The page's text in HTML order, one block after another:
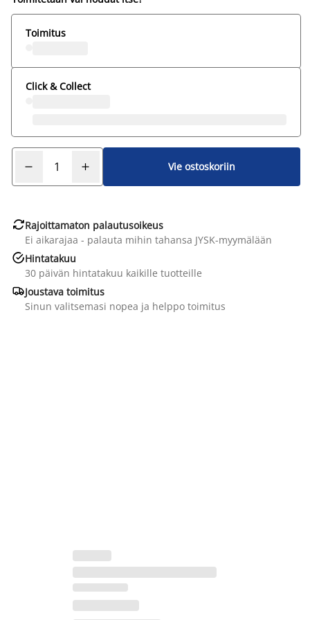
Toimitus
Click & Collect
Vie ostoskoriin
Rajoittamaton palautusoikeus
Ei aikarajaa - palauta mihin tahansa JYSK-myymälään
Hintatakuu
30 päivän hintatakuu kaikille tuotteille
Joustava toimitus
Sinun valitsemasi nopea ja helppo toimitus